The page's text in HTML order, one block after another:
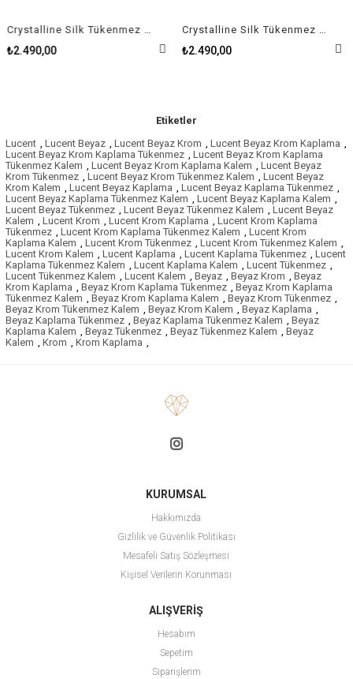
Crystalline Silk Tükenmez Kalem Beyaz, Beyaz lakeli, krom kaplama
₺2.490,00
Crystalline Silk Tükenmez Kalem Pembe, Pembe lakeli, pembe altın rengi kaplama
₺2.490,00
Etiketler
Lucent , Lucent Beyaz , Lucent Beyaz Krom , Lucent Beyaz Krom Kaplama ,
Lucent Beyaz Krom Kaplama Tükenmez , Lucent Beyaz Krom Kaplama
Tükenmez Kalem , Lucent Beyaz Krom Kaplama Kalem , Lucent Beyaz
Krom Tükenmez , Lucent Beyaz Krom Tükenmez Kalem , Lucent Beyaz
Krom Kalem , Lucent Beyaz Kaplama , Lucent Beyaz Kaplama Tükenmez ,
Lucent Beyaz Kaplama Tükenmez Kalem , Lucent Beyaz Kaplama Kalem ,
Lucent Beyaz Tükenmez , Lucent Beyaz Tükenmez Kalem , Lucent Beyaz
Kalem , Lucent Krom , Lucent Krom Kaplama , Lucent Krom Kaplama
Tükenmez , Lucent Krom Kaplama Tükenmez Kalem , Lucent Krom
Kaplama Kalem , Lucent Krom Tükenmez , Lucent Krom Tükenmez Kalem ,
Lucent Krom Kalem , Lucent Kaplama , Lucent Kaplama Tükenmez , Lucent
Kaplama Tükenmez Kalem , Lucent Kaplama Kalem , Lucent Tükenmez ,
Lucent Tükenmez Kalem , Lucent Kalem , Beyaz , Beyaz Krom , Beyaz
Krom Kaplama , Beyaz Krom Kaplama Tükenmez , Beyaz Krom Kaplama
Tükenmez Kalem , Beyaz Krom Kaplama Kalem , Beyaz Krom Tükenmez ,
Beyaz Krom Tükenmez Kalem , Beyaz Krom Kalem , Beyaz Kaplama ,
Beyaz Kaplama Tükenmez , Beyaz Kaplama Tükenmez Kalem , Beyaz
Kaplama Kalem , Beyaz Tükenmez , Beyaz Tükenmez Kalem , Beyaz
Kalem , Krom , Krom Kaplama ,
KURUMSAL
Hakkımızda
Gizlilik ve Güvenlik Politikası
Mesafeli Satış Sözleşmesi
Kişisel Verilerin Korunması
ALIŞVERİŞ
Hesabım
Sepetim
Siparişlerim